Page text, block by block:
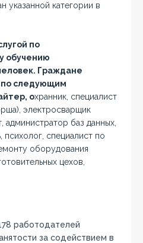
указанной категории в
по
обучению
Граждане
по следующим
охранник, специалист
электросварщик
администратор баз данных,
психолог, специалист по
оборудования
цехов,
работодателей
за содействием в